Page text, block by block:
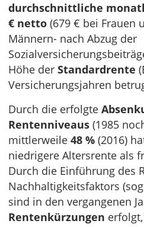
durchschnittliche
€ netto (679 € bei Frauen
Männern- nach Abzug der
Höhe der Standardrente
Versicherungsjahren
Durch die erfolgte
Rentenniveaus (1985
mittlerweile 48 % (2016)
niedrigere Altersrente als
Durch die Einführung des
Nachhaltigkeitsfaktors
sind in den vergangenen
Rentenkürzungen